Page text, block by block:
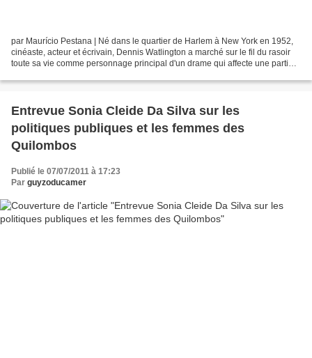
par Maurício Pestana | Né dans le quartier de Harlem à New York en 1952,
cinéaste, acteur et écrivain, Dennis Watlington a marché sur le fil du rasoir
toute sa vie comme personnage principal d'un drame qui affecte une partie
Entrevue Sonia Cleide Da Silva sur les
politiques publiques et les femmes des
Quilombos
Publié le 07/07/2011 à 17:23
Par guyzoducamer